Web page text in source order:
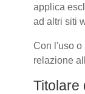
applica
ad altri siti
Con l'uso o
relazione
Titolare